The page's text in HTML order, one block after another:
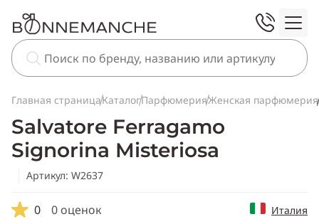
Главная страницаКаталогПарфюмерияЖенская парфюмерия
Salvatore Ferragamo
Signorina Misteriosa
Артикул: W2637
0 0 оценок Италия